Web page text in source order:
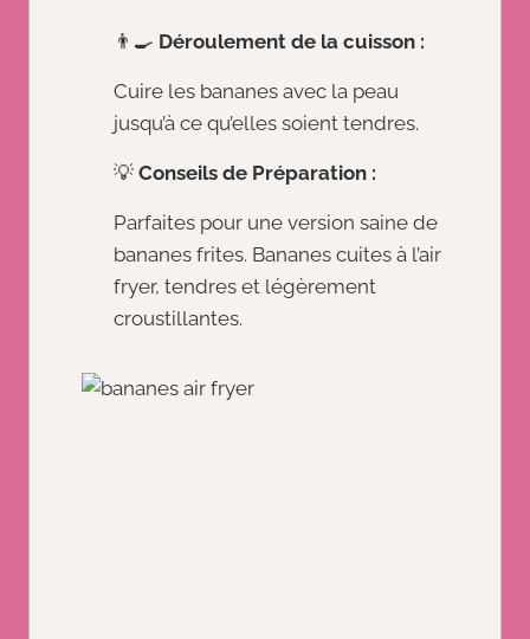
👨‍🍳 Déroulement de la cuisson :
Cuire les bananes avec la peau
jusqu’à ce qu’elles soient tendres.
💡 Conseils de Préparation :
Parfaites pour une version saine de
bananes frites. Bananes cuites à l’air
fryer, tendres et légèrement
croustillantes.